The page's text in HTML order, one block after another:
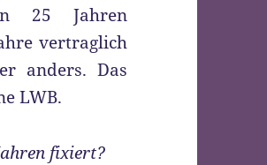
25 Jahren
vertraglich
anders. Das
LWB.
fixiert?